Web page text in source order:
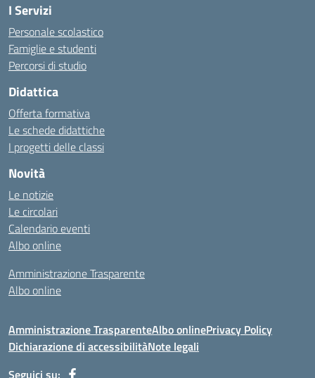
I Servizi
Personale scolastico
Famiglie e studenti
Percorsi di studio
Didattica
Offerta formativa
Le schede didattiche
I progetti delle classi
Novità
Le notizie
Le circolari
Calendario eventi
Albo online
Amministrazione Trasparente
Albo online
Amministrazione TrasparenteAlbo onlinePrivacy Policy
Dichiarazione di accessibilitàNote legali
Seguici su: